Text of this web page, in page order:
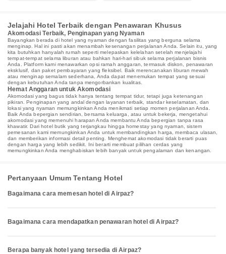
Jelajahi Hotel Terbaik dengan Penawaran Khusus
Akomodasi Terbaik, Penginapan yang Nyaman
Bayangkan berada di hotel yang nyaman dengan fasilitas yang berguna selama
menginap. Hal ini pasti akan menambah kesenangan perjalanan Anda. Selain itu, yang
kita butuhkan hanyalah rumah seperti melepaskan kelelahan setelah menjelajahi
tempat-tempat selama liburan atau bahkan hari-hari sibuk selama perjalanan bisnis
Anda. Platform kami menawarkan opsi ramah anggaran, termasuk diskon, penawaran
eksklusif, dan paket pembayaran yang fleksibel. Baik merencanakan liburan mewah
atau menginap semalam sederhana, Anda dapat menemukan tempat yang sesuai
dengan kebutuhan Anda tanpa mengorbankan kualitas.
Hemat Anggaran untuk Akomodasi
Akomodasi yang bagus tidak hanya tentang tempat tidur, tetapi juga ketenangan
pikiran. Penginapan yang andal dengan layanan terbaik, standar keselamatan, dan
lokasi yang nyaman memungkinkan Anda menikmati setiap momen perjalanan Anda.
Baik Anda bepergian sendirian, bersama keluarga, atau untuk bekerja, mengetahui
akomodasi yang memenuhi harapan Anda membantu Anda bepergian tanpa rasa
khawatir. Dari hotel butik yang terjangkau hingga homestay yang nyaman, sistem
pemesanan kami memungkinkan Anda untuk membandingkan harga, membaca ulasan,
dan memberikan informasi detail penting. Menghemat akomodasi tidak berarti puas
dengan harga yang lebih sedikit. Ini berarti membuat pilihan cerdas yang
memungkinkan Anda menghabiskan lebih banyak untuk pengalaman dan kenangan.
Pertanyaan Umum Tentang Hotel
Bagaimana cara memesan hotel di Airpaz?
Bagaimana cara mendapatkan penawaran hotel di Airpaz?
Berapa banyak hotel yang tersedia di Airpaz?